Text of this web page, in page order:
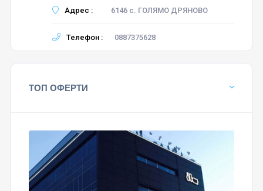
Адрес : 6146 с. ГОЛЯМО ДРЯНОВО
Телефон : 0887375628
ТОП ОФЕРТИ